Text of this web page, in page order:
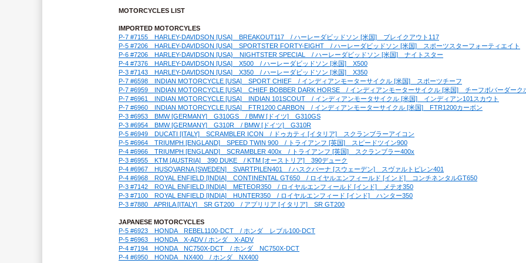
MOTORCYCLES LIST
IMPORTED MOTORCYLES
P-7 #7155　HARLEY-DAVIDSON [USA]　BREAKOUT117　/ ハーレーダビッドソン [米国]　ブレイクアウト117
P-5 #7206　HARLEY-DAVIDSON [USA]　SPORTSTER FORTY-EIGHT　/ ハーレーダビッドソン [米国]　スポーツスターフォーティエイト
P-6 #7206　HARLEY-DAVIDSON [USA}　NIGHTSTER SPECIAL　/ ハーレーダビッドソン [米国]　ナイトスター
P-4 #7376　HARLEY-DAVIDSON [USA]　X500　/ ハーレーダビッドソン [米国]　X500
P-3 #7143　HARLEY-DAVIDSON [USA]　X350　/ ハーレーダビッドソン [米国]　X350
P-7 #6598　INDIAN MOTORCYCLE [USA]　SPORT CHIEF　/ インディアンモーターサイクル [米国]　スポーツチーフ
P-7 #6959　INDIAN MOTORCYCLE [USA]　CHIEF BOBBER DARK HORSE　/ インディアンモーターサイクル [米国]　チーフボバーダーク
P-7 #6961　INDIAN MOTORCYCLE [USA]　INDIAN 101SCOUT　/ インディアンモータサイクル [米国]　インディアン101スカウト
P-7 #6960　INDIAN MOTORCYCLE [USA]　FTR1200 CARBON　/ インディアンモーターサイクル [米国]　FTR1200カーボン
P-3 #6953　BMW [GERMANY]　G310GS　/ BMW [ドイツ]　G310GS
P-3 #6954　BMW [GERMANY]　G310R　/ BMW [ドイツ]　G310R
P-5 #6949　DUCATI [ITALY]　SCRAMBLER ICON　/ ドゥカティ [イタリア]　スクランブラーアイコン
P-5 #6964　TRIUMPH [ENGLAND]　SPEED TWIN 900　/ トライアンフ [英国]　スピードツイン900
P-4 #6966　TRIUMPH [ENGLAND]　SCRAMBLER 400x　/ トライアンフ [英国]　スクランブラー400x
P-3 #6955　KTM [AUSTRIA]　390 DUKE　/ KTM [オーストリア]　390デューク
P-4 #6967　HUSQVARNA [SWEDEN]　SVARTPILEN401　/ ハスクバーナ [スウェーデン]　スヴァルトピレン401
P-4 #6968　ROYAL ENFIELD [INDIA]　CONTINENTAL GT650　/ ロイヤルエンフィールド [インド]　コンチネンタルGT650
P-3 #7142　ROYAL ENFIELD [INDIA]　METEOR350　/ ロイヤルエンフィールド [インド]　メテオ350
P-3 #7100　ROYAL ENFIELD [INDIA]　HUNTER350　/ ロイヤルエンフィード [インド]　ハンター350
P-3 #7880　APRILA [ITALY]　SR GT200　/ アプリリア [イタリア]　SR GT200
JAPANESE MOTORCYCLES
P-5 #6923　HONDA　REBEL1100-DCT　/ ホンダ　レブル100-DCT
P-5 #6963　HONDA　X-ADV / ホンダ　X-ADV
P-4 #7194　HONDA　NC750X-DCT　/ ホンダ　NC750X-DCT
P-4 #6950　HONDA　NX400　/ ホンダ　NX400